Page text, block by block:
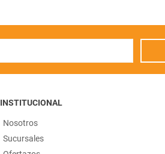
INSTITUCIONAL
Nosotros
Sucursales